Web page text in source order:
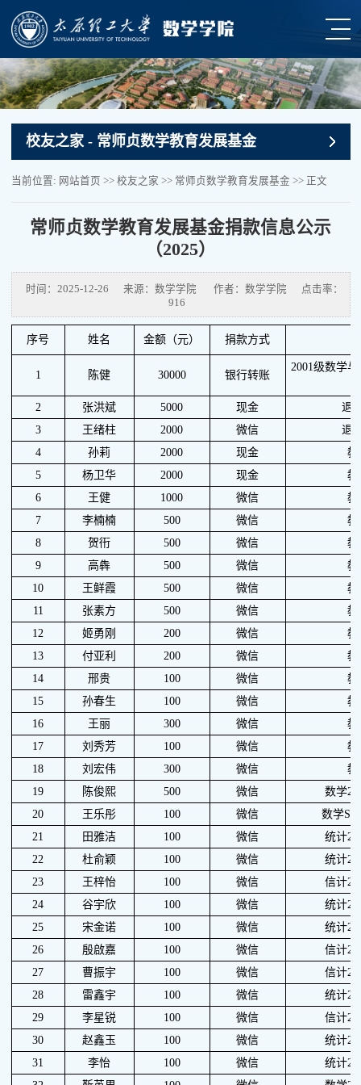
校友之家 - 常师贞数学教育发展基金
当前位置: 网站首页 >> 校友之家 >> 常师贞数学教育发展基金 >> 正文
常师贞数学教育发展基金捐款信息公示
（2025）
时间：2025-12-26 来源：数学学院 作者：数学学院
点击率：
916
序号 姓名 金额（元） 捐款方式
1 陈健 30000 银行转账
2001级数学
2
张洪斌 5000 现金
退
3
王绪柱 2000 微信
退
4
孙莉 2000 现金
教
5
杨卫华 2000 现金
教
6
王健 1000 微信
教
7
李楠楠 500 微信
教
8
贺衎 500 微信
教
9
高犇 500 微信
教
10
王鲜霞 500 微信
教
11
张素方 500 微信
教
12
姬勇刚 200 微信
教
13
付亚利 200 微信
教
14
邢贵 100 微信
教
15
孙春生 100 微信
教
16
王丽 300 微信
教
17
刘秀芳 100 微信
教
18
刘宏伟 300 微信
教
19
陈俊熙 500 微信
数学
20
王乐彤 100 微信
数学
21
田雅洁 100 微信
统计
22
杜俞颖 100 微信
统计
23
王梓怡 100 微信
信计
24
谷宇欣 100 微信
统计
25
宋金诺 100 微信
统计
26
殷啟嘉 100 微信
信计
27
曹振宇 100 微信
信计
28
雷鑫宇 100 微信
统计
29
李星锐 100 微信
信计
30
赵鑫玉 100 微信
统计
31
李怡 100 微信
统计